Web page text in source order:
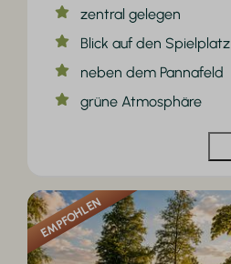
zentral gelegen
Blick auf den Spielplatz
neben dem Pannafeld
grüne Atmosphäre
EMPFOHLEN